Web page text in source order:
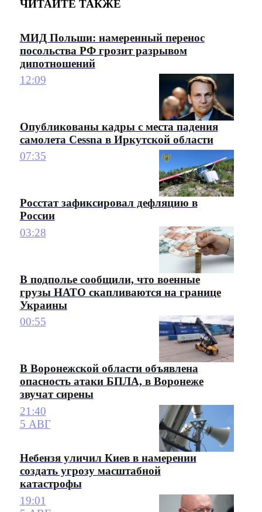
ЧИТАЙТЕ ТАКЖЕ
МИД Польши: намеренный перенос
посольства РФ грозит разрывом
дипотношений
12:09
Опубликованы кадры с места падения
самолета Cessna в Иркутской области
07:35
Росстат зафиксировал дефляцию в
России
03:28
В подполье сообщили, что военные
грузы НАТО скапливаются на границе
Украины
00:55
В Воронежской области объявлена
опасность атаки БПЛА, в Воронеже
звучат сирены
21:40
5 АВГ
Небензя уличил Киев в намерении
создать угрозу масштабной
катастрофы
19:01